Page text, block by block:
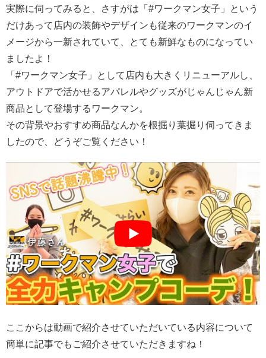
実際に伺ってみると、さすがは「#ワークマン女子」という
だけあって店内の装飾やデザインも従来のワークマンのイ
メージから一新されていて、とても新鮮なものになってい
ましたよ！
「#ワークマン女子」として店内も大きくリニューアルし、
アウトドアで活かせるアパレルやグッズがじゃんじゃん新
商品として登場するワークマン。
その背景やおすすめ商品なんかを根掘り葉掘り伺ってきま
したので、どうぞご覧ください！
ここからは動画で紹介させていただいている内容について
簡単に記事でもご紹介させていただきますね！